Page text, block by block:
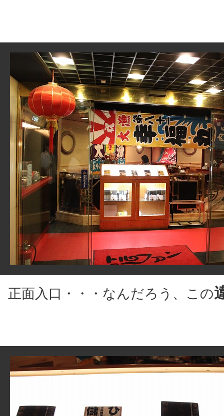
正面入口・・・なんだろう、この